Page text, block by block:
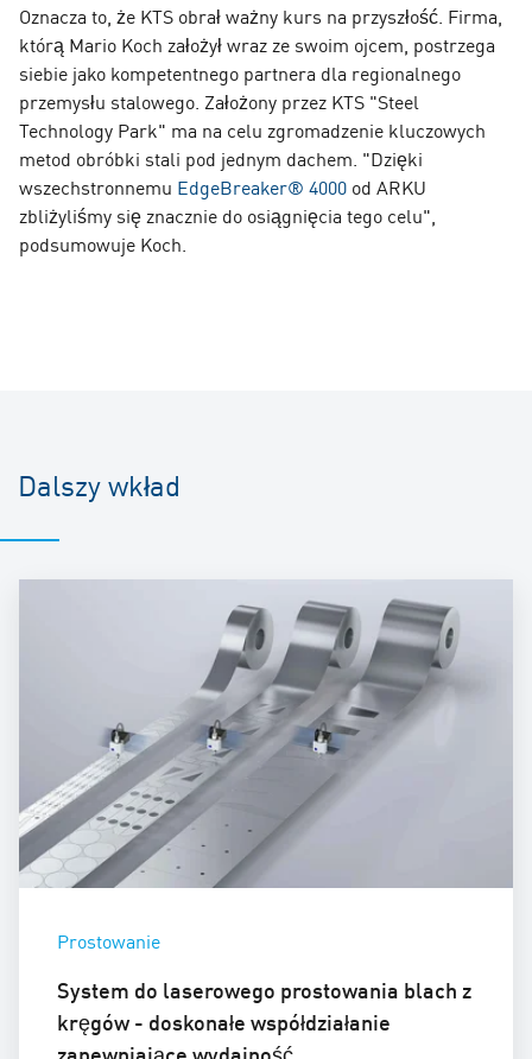
Oznacza to, że KTS obrał ważny kurs na przyszłość. Firma,
którą Mario Koch założył wraz ze swoim ojcem, postrzega
siebie jako kompetentnego partnera dla regionalnego
przemysłu stalowego. Założony przez KTS "Steel
Technology Park" ma na celu zgromadzenie kluczowych
metod obróbki stali pod jednym dachem. "Dzięki
wszechstronnemu EdgeBreaker® 4000 od ARKU
zbliżyliśmy się znacznie do osiągnięcia tego celu",
podsumowuje Koch.
Dalszy wkład
Prostowanie
System do laserowego prostowania blach z
kręgów - doskonałe współdziałanie